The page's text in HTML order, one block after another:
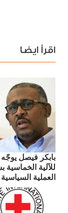
اقرأ ايضا
بابكر فيصل يوجّه
للآلية الخماسية
العملية السياسية